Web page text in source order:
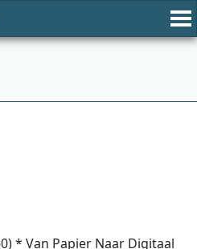
* Van Papier Naar Digitaal